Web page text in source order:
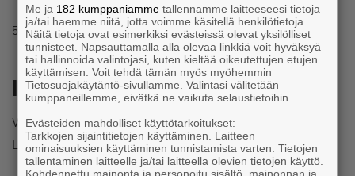
5. Osta läheltä Lähilauantaina.
Ideapankki paikallisyhdistyksille
Voit myös ottaa inspiraatiota seuraavista ideoista
Lähilauantain paikalliseen toteutukseen:
Me ja 182 kumppaniamme tallennamme laitteeseesi tietoja
ja/tai haemme niitä, jotta voimme käsitellä henkilötietoja.
Näitä tietoja ovat esimerkiksi evästeissä olevat yksilölliset
tunnisteet. Napsauttamalla alla olevaa linkkiä voit hyväksyä
tai hallinnoida valintojasi, kuten kieltää oikeutettujen etujen
käyttämisen. Voit tehdä tämän myös myöhemmin
Tietosuojakäytäntö-sivullamme. Valintasi välitetään
kumppaneillemme, eivätkä ne vaikuta selaustietoihin.
Evästeiden mahdolliset käyttötarkoitukset:
Tarkkojen sijaintitietojen käyttäminen. Laitteen
ominaisuuksien käyttäminen tunnistamista varten. Tietojen
tallentaminen laitteelle ja/tai laitteella olevien tietojen käyttö.